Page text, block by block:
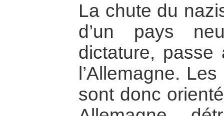
La chute du
d’un pays
dictature,
l’Allemagne.
sont donc